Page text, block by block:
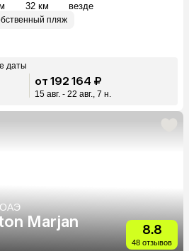
32 км везде
пляж
даты
от 192 164 ₽
15 авг. - 22 авг., 7 н.
ОАЭ
Marjan
8.8
48 отзывов